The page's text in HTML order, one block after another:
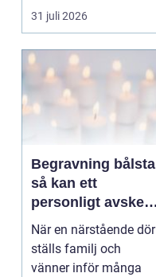
31 juli 2026
Begravning bålsta
så kan ett
personligt avsked
formas
När en närstående dör
ställs familj och
vänner inför många